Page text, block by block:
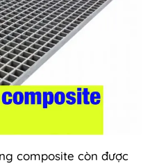
composite còn được